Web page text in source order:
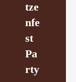
tze
nfe
st
Pa
rty